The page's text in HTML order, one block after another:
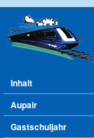
Hauptmenü
Inhalt
Aupair
Gastschuljahr